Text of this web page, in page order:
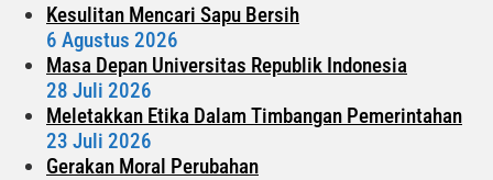
Kesulitan Mencari Sapu Bersih
6 Agustus 2026
Masa Depan Universitas Republik Indonesia
28 Juli 2026
Meletakkan Etika Dalam Timbangan Pemerintahan
23 Juli 2026
Gerakan Moral Perubahan